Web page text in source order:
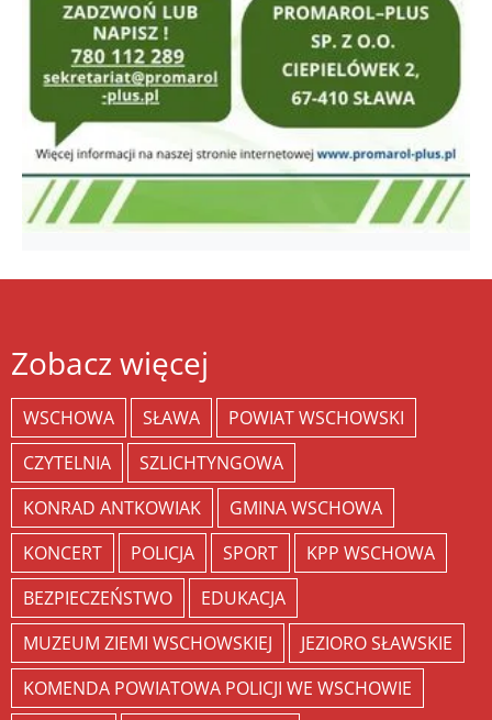
Zobacz więcej
WSCHOWA SŁAWA
POWIAT WSCHOWSKI
CZYTELNIA
SZLICHTYNGOWA
KONRAD ANTKOWIAK
GMINA WSCHOWA
KONCERT
POLICJA SPORT
KPP WSCHOWA
BEZPIECZEŃSTWO
EDUKACJA
MUZEUM ZIEMI WSCHOWSKIEJ
JEZIORO SŁAWSKIE
KOMENDA POWIATOWA POLICJI WE WSCHOWIE